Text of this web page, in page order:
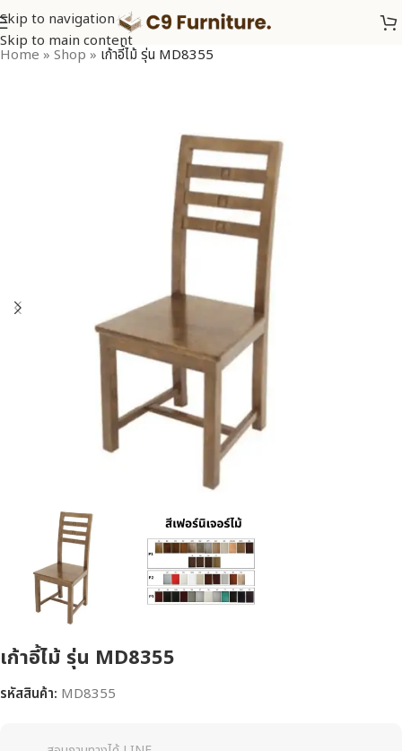
Skip to navigation
Skip to main content
Home » Shop » เก้าอี้ไม้ รุ่น MD8355
เก้าอี้ไม้ รุ่น MD8355
รหัสสินค้า: MD8355